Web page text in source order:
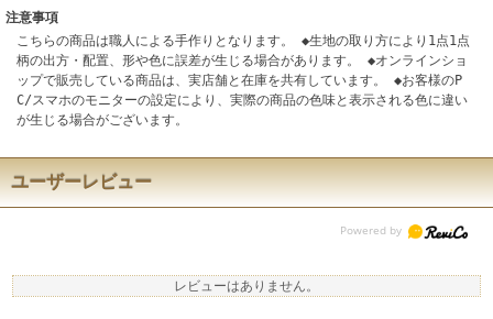
注意事項
こちらの商品は職人による手作りとなります。 ◆生地の取り方により1点1点
柄の出方・配置、形や色に誤差が生じる場合があります。 ◆オンラインショ
ップで販売している商品は、実店舗と在庫を共有しています。 ◆お客様のP
C/スマホのモニターの設定により、実際の商品の色味と表示される色に違い
が生じる場合がございます。
ユーザーレビュー
レビューはありません。